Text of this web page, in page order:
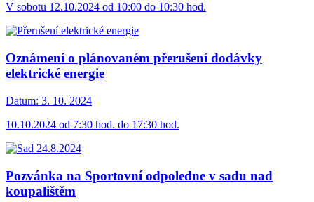
V sobotu 12.10.2024 od 10:00 do 10:30 hod.
Oznámení o plánovaném přerušení dodávky
elektrické energie
Datum: 3. 10. 2024
10.10.2024 od 7:30 hod. do 17:30 hod.
Pozvánka na Sportovní odpoledne v sadu nad
koupalištěm